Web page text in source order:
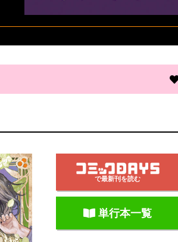
で最新刊を読む
単行本一覧